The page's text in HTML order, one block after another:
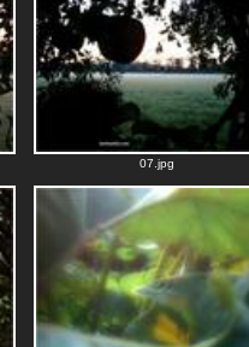
07.jpg